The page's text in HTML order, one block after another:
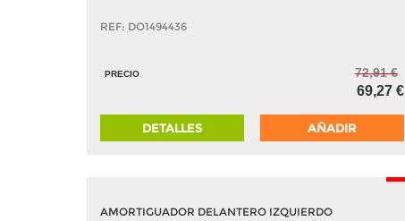
REF: DO1494436
PRECIO 72,91 €
69,27 €
DETALLES AÑADIR
AMORTIGUADOR DELANTERO IZQUIERDO